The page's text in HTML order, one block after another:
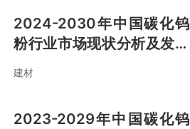
2024-2030年中国碳化钨
粉行业市场现状分析及发展
战略咨询报告
建材
2023-2029年中国碳化钨